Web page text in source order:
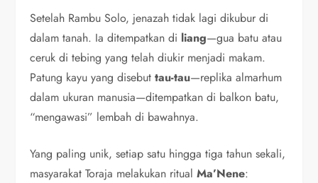
Setelah Rambu Solo, jenazah tidak lagi dikubur di
dalam tanah. Ia ditempatkan di liang—gua batu atau
ceruk di tebing yang telah diukir menjadi makam.
Patung kayu yang disebuttau-tau—replika almarhum
dalam ukuran manusia—ditempatkan di balkon batu,
“mengawasi” lembah di bawahnya.
Yang paling unik, setiap satu hingga tiga tahun sekali,
masyarakat Toraja melakukan ritualMa’Nene: